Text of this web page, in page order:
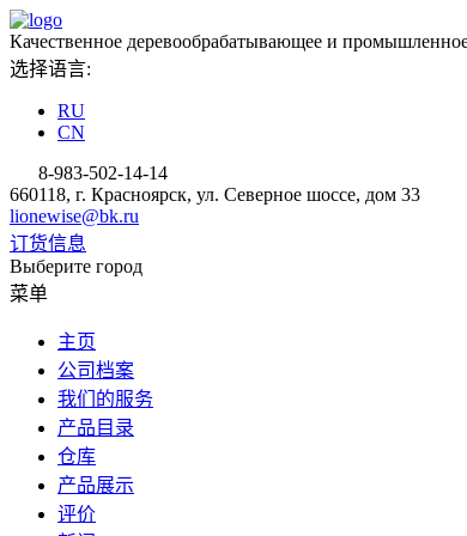
Качественное деревообрабатывающее и
选择语言:
RU
CN
8-983-502-14-14
660118, г. Красноярск, ул. Северное шоссе, дом 33
lionewise@bk.ru
订货信息
Выберите город
菜单
主页
公司档案
我们的服务
产品目录
仓库
产品展示
评价